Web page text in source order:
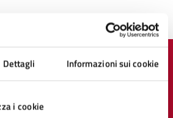
Dettagli Informazioni sui cookie
i cookie
le informazioni su questa